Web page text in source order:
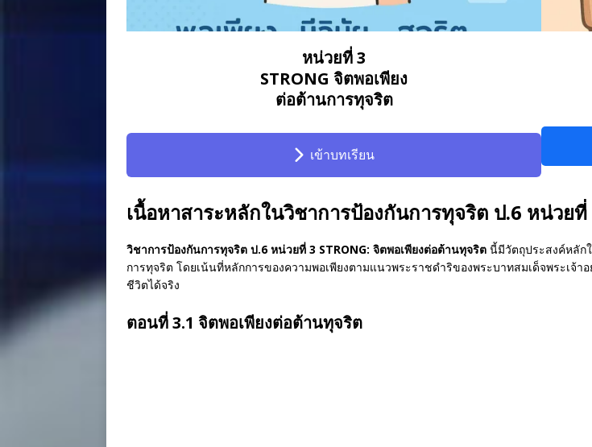
หน่วยที่ 3
STRONG จิตพอเพียง
ต่อต้านการทุจริต
เข้าบทเรียน
เนื้อหาสาระหลักในวิชาการป้องกันการทุจริต ป.6 หน่วย
วิชาการป้องกันการทุจริต ป.6 หน่วยที่ 3 STRONG: จิตพอเพียงต่อต้านทุจริต นี้มีวัตถุประสงค์หลัก
การทุจริต โดยเน้นที่หลักการของความพอเพียงตามแนวพระราชดำริของพระบาทสมเด็จพระเ
ชีวิตได้จริง
ตอนที่ 3.1 จิตพอเพียงต่อต้านทุจริต